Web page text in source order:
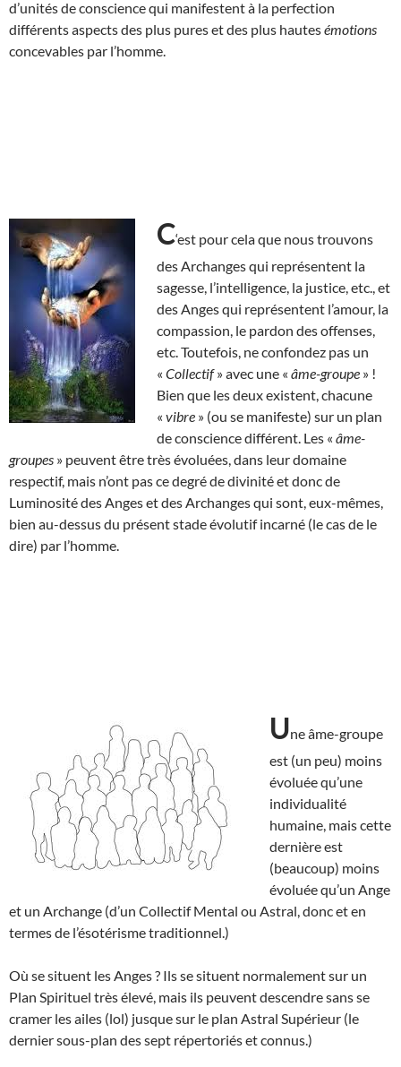
d’unités de conscience qui manifestent à la perfection
différents aspects des plus pures et des plus hautesémotions
concevables par l’homme.
C‘est pour cela que nous trouvons
des Archanges qui représentent la
sagesse, l’intelligence, la justice, etc., et
des Anges qui représentent l’amour, la
compassion, le pardon des offenses,
etc. Toutefois, ne confondez pas un
« Collectif» avec une « âme-groupe » !
Bien que les deux existent, chacune
« vibre » (ou se manifeste) sur un plan
de conscience différent. Les « âme-
groupes » peuvent être très évoluées, dans leur domaine
respectif, mais n’ont pas ce degré de divinité et donc de
Luminosité des Anges et des Archanges qui sont, eux-mêmes,
bien au-dessus du présent stade évolutif incarné (le cas de le
dire) par l’homme.
Une âme-groupe
est (un peu) moins
évoluée qu’une
individualité
humaine, mais cette
dernière est
(beaucoup) moins
évoluée qu’un Ange
et un Archange (d’un Collectif Mental ou Astral, donc et en
termes de l’ésotérisme traditionnel.)
Où se situent les Anges ? Ils se situent normalement sur un
Plan Spirituel très élevé, mais ils peuvent descendre sans se
cramer les ailes (lol) jusque sur le plan Astral Supérieur (le
dernier sous-plan des sept répertoriés et connus.)